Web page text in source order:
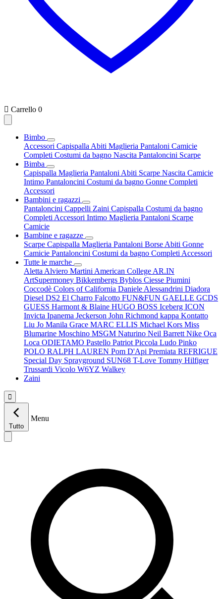
 Carrello 0
Bimbo
Accessori Capispalla Abiti Maglieria Pantaloni Camicie
Completi Costumi da bagno Nascita Pantaloncini Scarpe
Bimba
Capispalla Maglieria Pantaloni Abiti Scarpe Nascita Camicie
Intimo Pantaloncini Costumi da bagno Gonne Completi
Accessori
Bambini e ragazzi
Pantaloncini Cappelli Zaini Capispalla Costumi da bagno
Completi Accessori Intimo Maglieria Pantaloni Scarpe
Camicie
Bambine e ragazze
Scarpe Capispalla Maglieria Pantaloni Borse Abiti Gonne
Camicie Pantaloncini Costumi da bagno Completi Accessori
Tutte le marche
Aletta Alviero Martini American College AR.IN
ArtSupermoney Bikkembergs Byblos Ciesse Piumini
Coccodè Colors of California Daniele Alessandrini Diadora
Diesel DS2 El Charro Falcotto FUN&FUN GAELLE GCDS
GUESS Harmont & Blaine HUGO BOSS Iceberg ICON
Invicta Ipanema Jeckerson John Richmond kappa Kontatto
Liu Jo Manila Grace MARC ELLIS Michael Kors Miss
Blumarine Moschino MSGM Naturino Neil Barrett Nike Oca
Loca ODIETAMO Pastello Patriot Piccola Ludo Pinko
POLO RALPH LAUREN Pom D'Api Premiata REFRIGUE
Special Day Sprayground SUN68 T-Love Tommy Hilfiger
Trussardi Vicolo W6YZ Walkey
Zaini

Tutto
Menu